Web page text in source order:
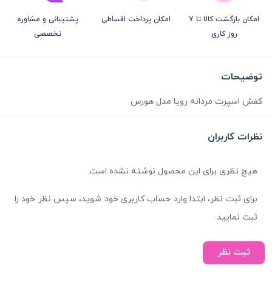
امکان بازگشت کالا تا 7
روز کاری
امکان پرداخت اقساطی
پشتیبانی و مشاوره
تخصصی
توضیحات
کفش اسپرت مردانه رویا مدل هورس
نظرات کاربران
هیچ نظری برای این محصول نوشته نشده است.
برای ثبت نظر، ابتدا وارد حساب کاربری خود شوید، سپس نظر خود را
ثبت نمایید.
ثبت نظر